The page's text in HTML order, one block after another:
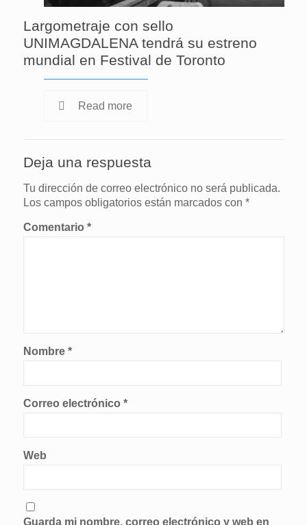
Largometraje con sello
UNIMAGDALENA tendrá su estreno
mundial en Festival de Toronto
Read more
Deja una respuesta
Tu dirección de correo electrónico no será publicada.
Los campos obligatorios están marcados con *
Comentario *
Nombre *
Correo electrónico *
Web
Guarda mi nombre, correo electrónico y web en